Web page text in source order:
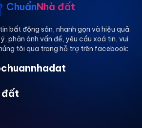
ChuẩnNhà đất
bất động sản, nhanh gọn và hiệu quả.
phản ánh vấn đề, yêu cầu xoá tin, vui
tôi qua trang hỗ trợ trên facebook:
đất